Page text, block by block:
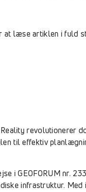
læse artiklen i fuld
revolutionerer
til effektiv
i GEOFORUM nr.
infrastruktur.